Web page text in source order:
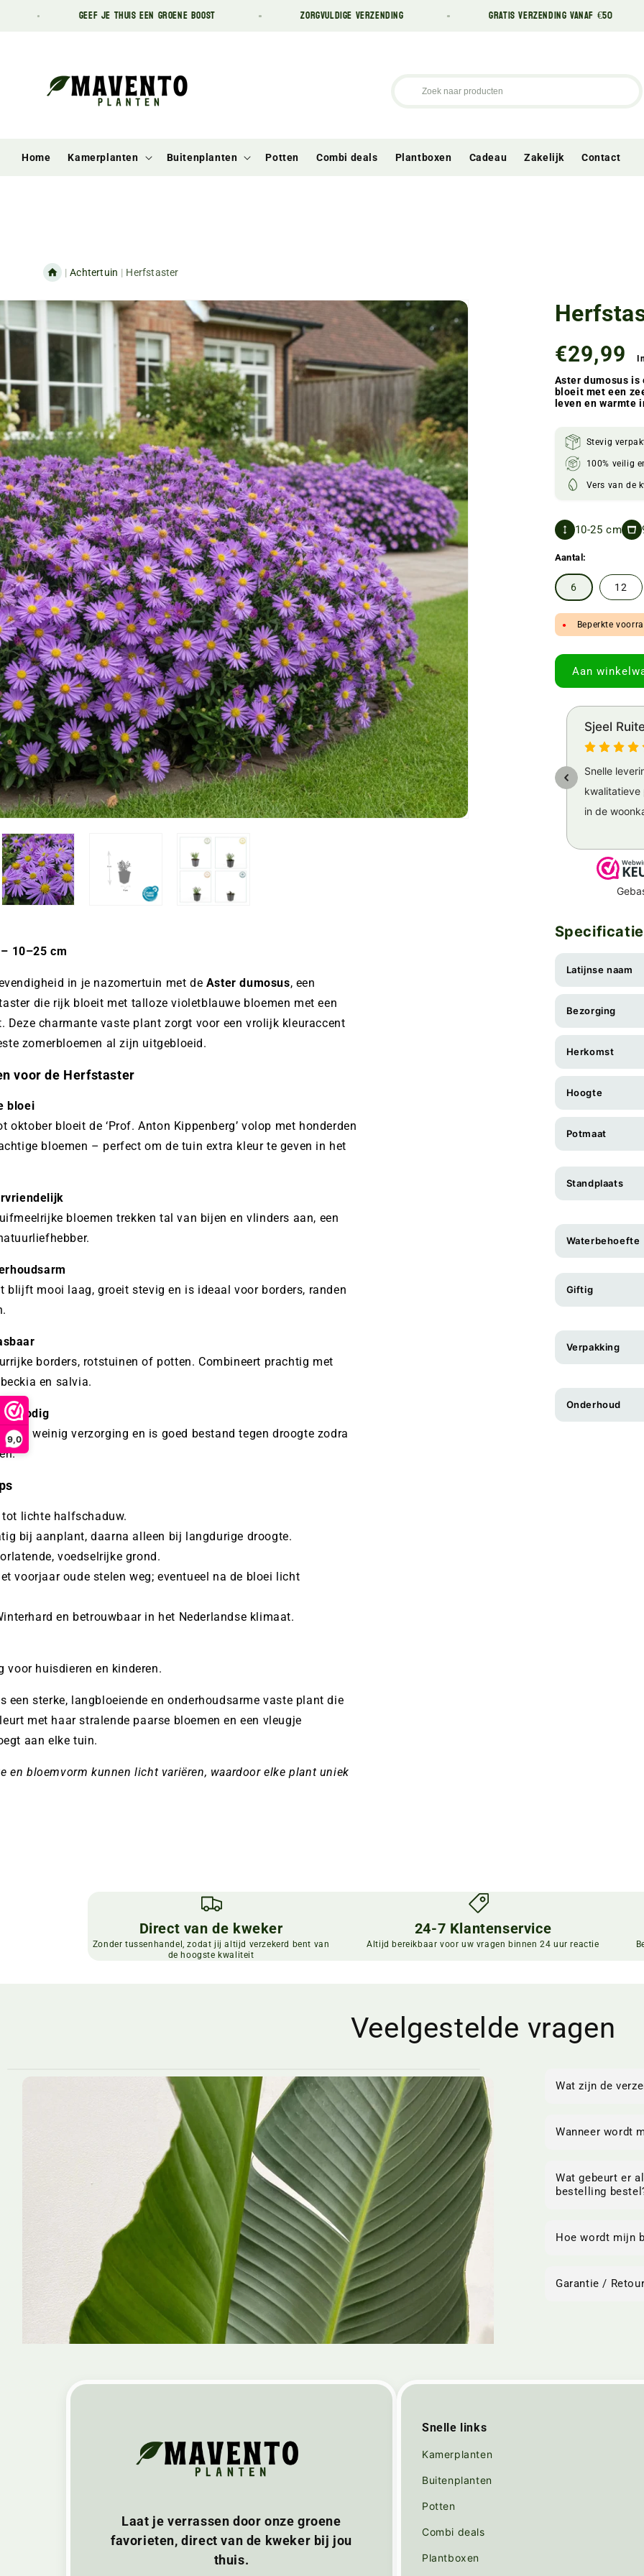
9,0
naar de
GEEF JE THUIS EEN GROENE BOOST ZORGVULDIGE VERZENDING GRATIS VERZENDING VANAF €50
Home Kamerplanten Buitenplanten Potten Combi deals Plantboxen Cadeau Zakelijk Contact
| Achtertuin | Herfstaster
Ga direct naar
productinformatie
10–25 cm
in je nazomertuin met de Aster dumosus, een
die rijk bloeit met talloze violetblauwe bloemen met een
Deze charmante vaste plant zorgt voor een vrolijk kleuraccent
zomerbloemen al zijn uitgebloeid.
voor de Herfstaster
bloei
oktober bloeit de ‘Prof. Anton Kippenberg’ volop met honderden
bloemen – perfect om de tuin extra kleur te geven in het
bloemen trekken tal van bijen en vlinders aan, een
blijft mooi laag, groeit stevig en is ideaal voor borders, randen
borders, rotstuinen of potten. Combineert prachtig met
en salvia.
nodig
weinig verzorging en is goed bestand tegen droogte zodra
lichte halfschaduw.
bij aanplant, daarna alleen bij langdurige droogte.
voedselrijke grond.
voorjaar oude stelen weg; eventueel na de bloei licht
en betrouwbaar in het Nederlandse klimaat.
voor huisdieren en kinderen.
een sterke, langbloeiende en onderhoudsarme vaste plant die
met haar stralende paarse bloemen en een vleugje
aan elke tuin.
en bloemvorm kunnen licht variëren, waardoor elke plant uniek
Normale
€29,99
Aster dumosus
bloeit met een
leven en warmte
Stevig
100% veilig
Vers van de
10-25 cm
Aantal:
6 12
● Beperkte
Aan
Latijnse naam
Bezorging
Herkomst
Hoogte
Potmaat
Standplaats
Waterbehoefte
Giftig
Verpakking
Onderhoud
Direct van de kweker
Zonder tussenhandel, zodat jij altijd verzekerd bent van
de hoogste kwaliteit
24-7 Klantenservice
Altijd bereikbaar voor uw vragen binnen 24 uur reactie
Veelgestelde vragen
Wat zijn de
Wanneer wordt
Wat gebeurt er
bestelling
Hoe wordt mijn
Garantie /
Laat je verrassen door onze groene
favorieten, direct van de kweker bij jou
thuis.
Snelle links
Kamerplanten
Buitenplanten
Potten
Combi deals
Plantboxen